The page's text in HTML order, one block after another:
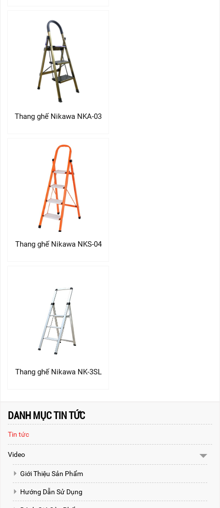
Thang ghế Nikawa NKA-03
Thang ghế Nikawa NKS-04
Thang ghế Nikawa NK-3SL
DANH MỤC TIN TỨC
Tin tức
Video
Giới Thiệu Sản Phẩm
Hướng Dẫn Sử Dụng